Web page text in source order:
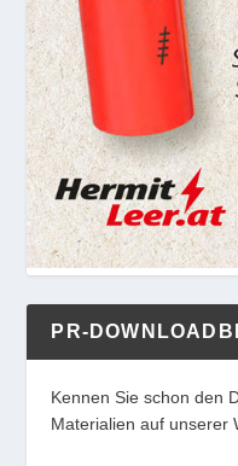
PR-
Kennen Sie schon den
Materialien auf unserer